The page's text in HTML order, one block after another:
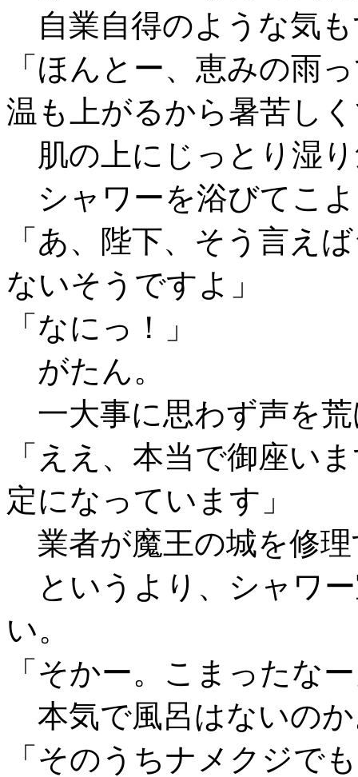
自業自得のような気
「ほんとー、恵みの雨
温も上がるから暑苦し
肌の上にじっとり湿
シャワーを浴びてこ
「あ、陛下、そう言え
ないそうですよ」
「なにっ！」
がたん。
一大事に思わず声を
「ええ、本当で御座い
定になっています」
業者が魔王の城を修
というより、シャワ
い。
「そかー。こまったな
本気で風呂はないの
「そのうちナメクジで